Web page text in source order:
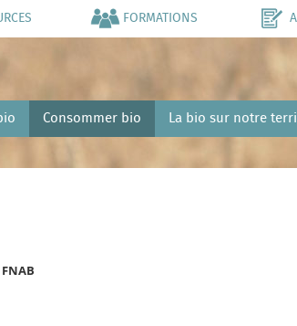
FORMATIONS
Consommer bio La bio sur notre